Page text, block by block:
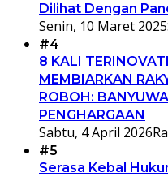
Dilihat Dengan
Senin, 10 Maret 2025
#4
8 KALI
MEMBIARKAN
ROBOH:
PENGHARGAAN
Sabtu, 4 April 2026
#5
Serasa Kebal